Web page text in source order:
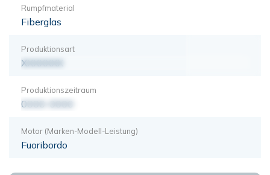
Rumpfmaterial
Fiberglas
Produktionsart
XXXXXXX
Produktionszeitraum
0000-0000
Motor (Marken-Modell-Leistung)
Fuoribordo